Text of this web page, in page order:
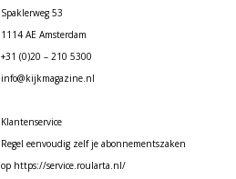
Spaklerweg 53
1114 AE Amsterdam
+31 (0)20 – 210 5300
info@kijkmagazine.nl
Klantenservice
Regel eenvoudig zelf je abonnementszaken
op https://service.roularta.nl/